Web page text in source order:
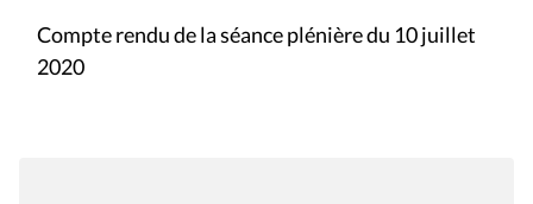
Compte rendu de la séance plénière du 10 juillet
2020